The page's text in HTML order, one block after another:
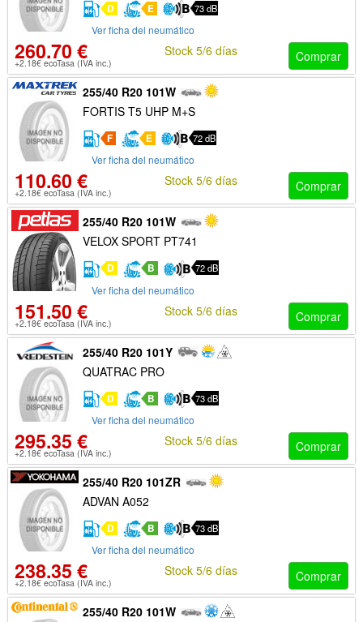
D E 73 dB
Ver ficha del neumático
260.70 €
+2.18€ ecoTasa (IVA inc.) Comprar
Stock 5/6 días
255/40 R20 101W
FORTIS T5 UHP M+S
F E 72 dB
Ver ficha del neumático
110.60 €
+2.18€ ecoTasa (IVA inc.) Comprar
Stock 5/6 días
255/40 R20 101W
VELOX SPORT PT741
D B 72 dB
Ver ficha del neumático
151.50 €
+2.18€ ecoTasa (IVA inc.) Comprar
Stock 5/6 días
255/40 R20 101Y
QUATRAC PRO
D B 73 dB
Ver ficha del neumático
295.35 €
+2.18€ ecoTasa (IVA inc.) Comprar
Stock 5/6 días
255/40 R20 101ZR
ADVAN A052
D B 73 dB
Ver ficha del neumático
238.35 €
+2.18€ ecoTasa (IVA inc.) Comprar
Stock 5/6 días
255/40 R20 101W